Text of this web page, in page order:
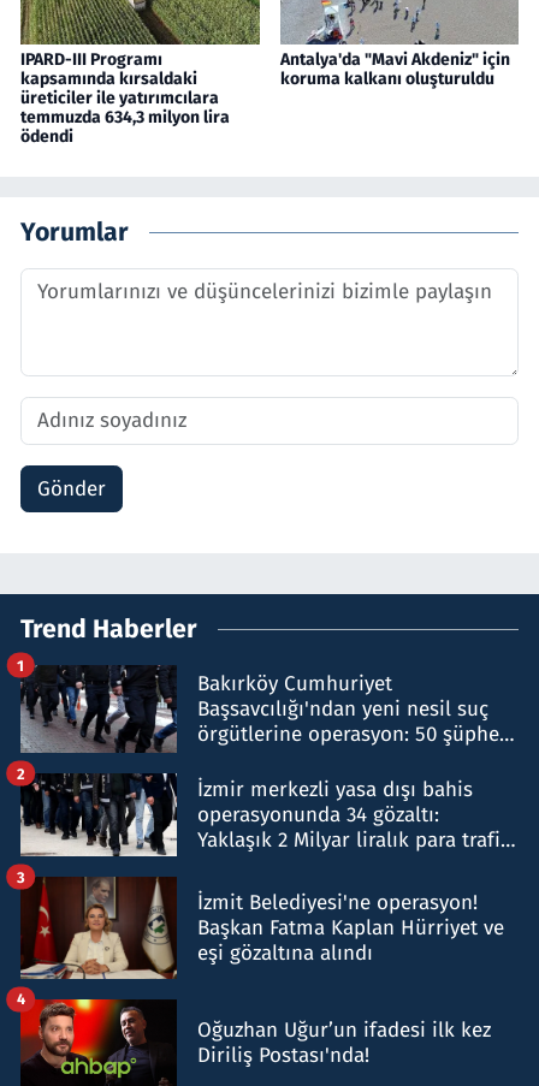
IPARD-III Programı
kapsamında kırsaldaki
üreticiler ile yatırımcılara
temmuzda 634,3 milyon lira
ödendi
Antalya'da "Mavi Akdeniz" için
koruma kalkanı oluşturuldu
Yorumlar
Gönder
Trend Haberler
Bakırköy Cumhuriyet
Başsavcılığı'ndan yeni nesil suç
örgütlerine operasyon: 50 şüpheli
1
İzmir merkezli yasa dışı bahis
operasyonunda 34 gözaltı:
Yaklaşık 2 Milyar liralık para trafiği
2
İzmit Belediyesi'ne operasyon!
Başkan Fatma Kaplan Hürriyet ve
eşi gözaltına alındı
3
Oğuzhan Uğur’un ifadesi ilk kez
Diriliş Postası'nda!
4